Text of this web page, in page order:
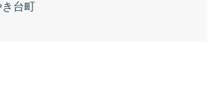
き台町